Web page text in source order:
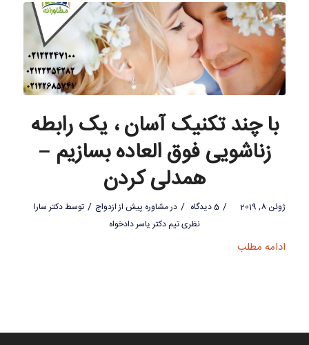
با چند تکنیک آسان ، یک رابطه
زناشویی فوق العاده بسازیم –
همدلی کردن
ژوئن 8, 2019 / 5 دیدگاه / درمشاوره پیش از ازدواج / توسطدکتر سارا
نظری تیم دکتر یاسر دادخواه
ادامه مطلب